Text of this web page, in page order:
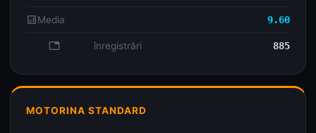
analyticsMedia 9.60
database înregistrări 885
MOTORINA STANDARD